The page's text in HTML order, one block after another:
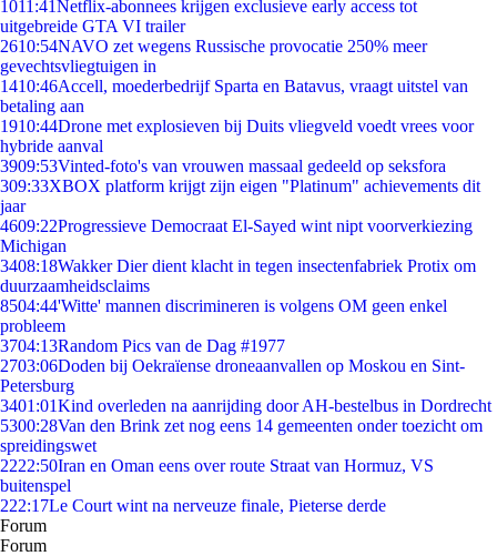
1011:41Netflix-abonnees krijgen exclusieve early access tot
uitgebreide GTA VI trailer
2610:54NAVO zet wegens Russische provocatie 250% meer
gevechtsvliegtuigen in
1410:46Accell, moederbedrijf Sparta en Batavus, vraagt uitstel van
betaling aan
1910:44Drone met explosieven bij Duits vliegveld voedt vrees voor
hybride aanval
3909:53Vinted-foto's van vrouwen massaal gedeeld op seksfora
309:33XBOX platform krijgt zijn eigen "Platinum" achievements dit
jaar
4609:22Progressieve Democraat El-Sayed wint nipt voorverkiezing
Michigan
3408:18Wakker Dier dient klacht in tegen insectenfabriek Protix om
duurzaamheidsclaims
8504:44'Witte' mannen discrimineren is volgens OM geen enkel
probleem
3704:13Random Pics van de Dag #1977
2703:06Doden bij Oekraïense droneaanvallen op Moskou en Sint-
Petersburg
3401:01Kind overleden na aanrijding door AH-bestelbus in Dordrecht
5300:28Van den Brink zet nog eens 14 gemeenten onder toezicht om
spreidingswet
2222:50Iran en Oman eens over route Straat van Hormuz, VS
buitenspel
222:17Le Court wint na nerveuze finale, Pieterse derde
Forum
Forum